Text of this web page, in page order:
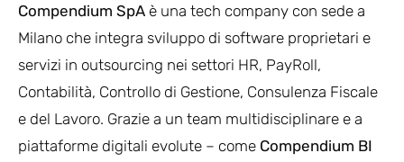
Compendium SpA è una tech company con sede a
Milano che integra sviluppo di software proprietari e
servizi in outsourcing nei settori HR, PayRoll,
Contabilità, Controllo di Gestione, Consulenza Fiscale
e del Lavoro. Grazie a un team multidisciplinare e a
piattaforme digitali evolute – come Compendium BI